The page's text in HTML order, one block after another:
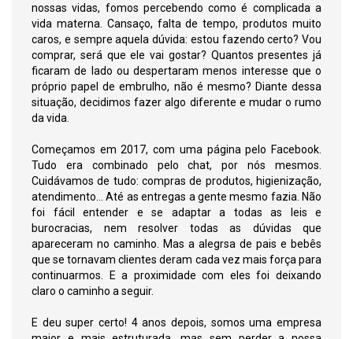
nossas vidas, fomos percebendo como é complicada a
vida materna. Cansaço, falta de tempo, produtos muito
caros, e sempre aquela dúvida: estou fazendo certo? Vou
comprar, será que ele vai gostar? Quantos presentes já
ficaram de lado ou despertaram menos interesse que o
próprio papel de embrulho, não é mesmo? Diante dessa
situação, decidimos fazer algo diferente e mudar o rumo
da vida.
Começamos em 2017, com uma página pelo Facebook.
Tudo era combinado pelo chat, por nós mesmos.
Cuidávamos de tudo: compras de produtos, higienização,
atendimento... Até as entregas a gente mesmo fazia. Não
foi fácil entender e se adaptar a todas as leis e
burocracias, nem resolver todas as dúvidas que
apareceram no caminho. Mas a alegrsa de pais e bebês
que se tornavam clientes deram cada vez mais força para
continuarmos. E a proximidade com eles foi deixando
claro o caminho a seguir.
E deu super certo! 4 anos depois, somos uma empresa